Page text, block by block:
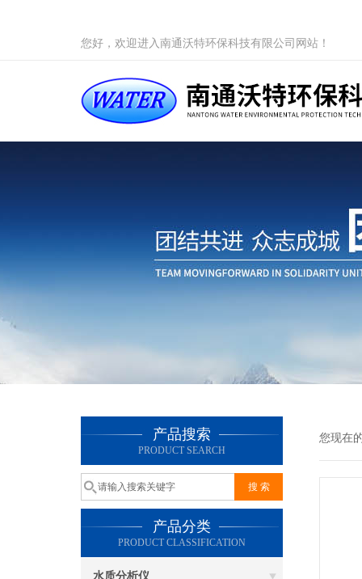
您好，欢迎进入南通沃特环保科技有限公司网站！
产品搜索
PRODUCT SEARCH
产品分类
PRODUCT CLASSIFICATION
水质分析仪
您现在